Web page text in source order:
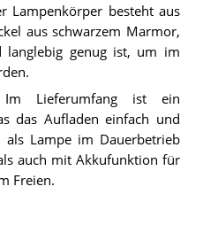
Lampenkörper besteht aus
aus schwarzem Marmor,
genug ist, um im
Im Lieferumfang ist ein
das Aufladen einfach und
Lampe im Dauerbetrieb
auch mit Akkufunktion für
Freien.